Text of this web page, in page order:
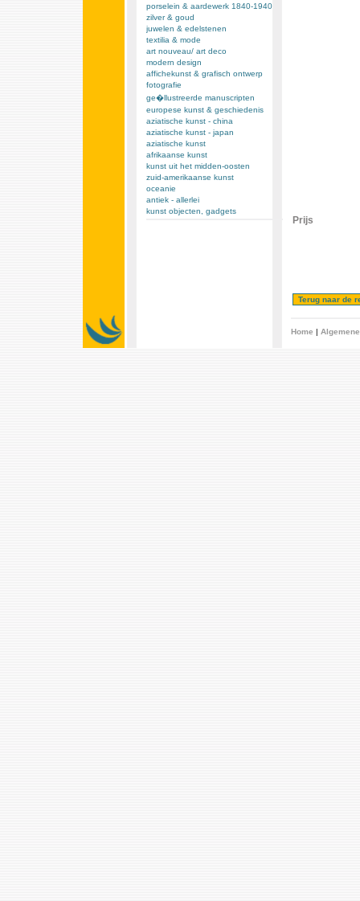
porselein & aardewerk 1840-1940
zilver & goud
juwelen & edelstenen
textilia & mode
art nouveau/ art deco
modern design
affichekunst & grafisch ontwerp
fotografie
ge�llustreerde manuscripten
europese kunst & geschiedenis
aziatische kunst - china
aziatische kunst - japan
aziatische kunst
afrikaanse kunst
kunst uit het midden-oosten
zuid-amerikaanse kunst
oceanie
antiek - allerlei
kunst objecten, gadgets
Prijs
Home |